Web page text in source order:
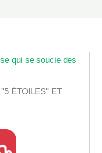
qui se soucie des
ÉTOILES" ET